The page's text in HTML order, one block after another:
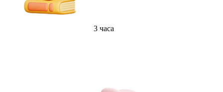
3 часа